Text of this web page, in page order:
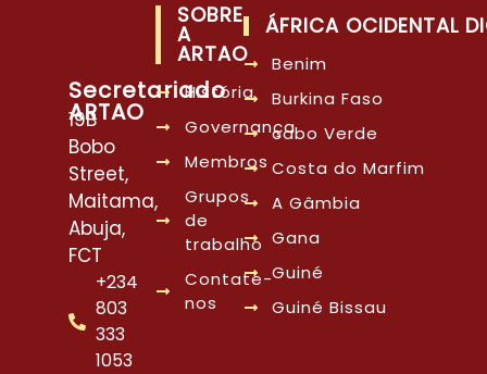
Secretariado
ARTAO
19B
Bobo
Street,
Maitama,
Abuja,
FCT
+234
803
333
1053
SOBRE
A
ARTAO
História
Governança
Membros
Grupos
de
trabalho
Contate-
nos
ÁFRICA OCIDENTAL
Benim
Burkina Faso
cabo Verde
Costa do Marfim
A Gâmbia
Gana
Guiné
Guiné Bissau